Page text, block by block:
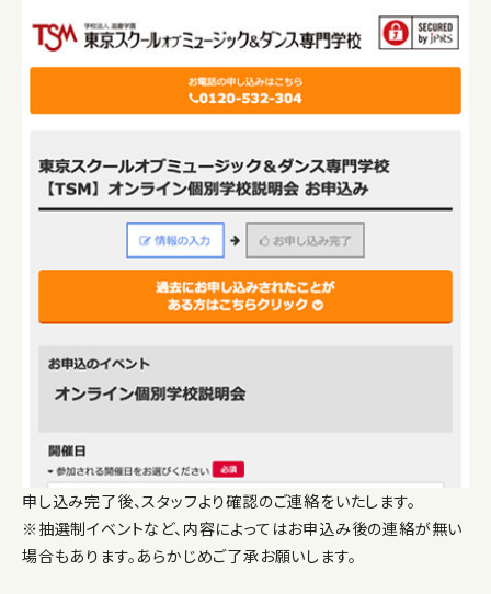
申し込み完了後、スタッフより確認のご連絡をいたします。
※抽選制イベントなど、内容によってはお申込み後の連絡が無い
場合もあります。あらかじめご了承お願いします。